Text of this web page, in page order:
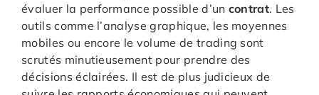
évaluer la performance possible d’un contrat. Les
outils comme l’analyse graphique, les moyennes
mobiles ou encore le volume de trading sont
scrutés minutieusement pour prendre des
décisions éclairées. Il est de plus judicieux de